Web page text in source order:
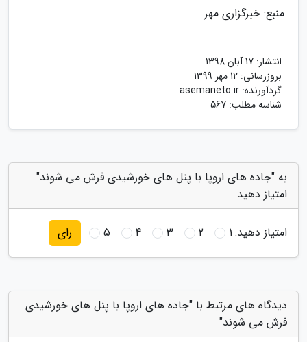
منبع: خبرگزاری مهر
انتشار: 17 آبان 1398
بروزرسانی: 12 مهر 1399
گردآورنده: asemaneto.ir
شناسه مطلب: 567
به "جاده های اروپا با پنل های خورشیدی فرش می شوند"
امتیاز دهید
امتیاز دهید:1
2
3
4
5 رای
دیدگاه های مرتبط با "جاده های اروپا با پنل های خورشیدی
فرش می شوند"